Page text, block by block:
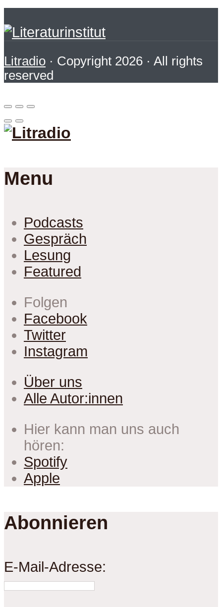
Litradio · Copyright 2026 · All rights
reserved
Menu
Podcasts
Gespräch
Lesung
Featured
Folgen
Facebook
Twitter
Instagram
Über uns
Alle Autor:innen
Hier kann man uns auch
hören:
Spotify
Apple
Abonnieren
E-Mail-Adresse: